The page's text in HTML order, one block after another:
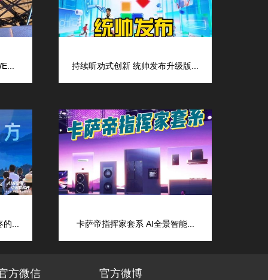
持续听劝式创新 统帅发布升级版...
... 卡萨帝指挥家套系 AI全景智能...
方微信 官方微博